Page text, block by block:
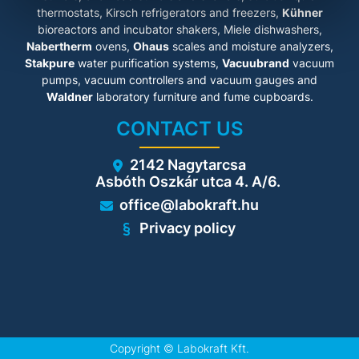
thermostats, Kirsch refrigerators and freezers, Kühner
bioreactors and incubator shakers, Miele dishwashers,
Nabertherm ovens, Ohausscales and moisture analyzers,
Stakpure water purification systems, Vacuubrand vacuum
pumps, vacuum controllers and vacuum gauges and
Waldnerlaboratory furniture and fume cupboards.
CONTACT US
2142 Nagytarcsa
Asbóth Oszkár utca 4. A/6.
office@labokraft.hu
Privacy policy
Copyright © Labokraft Kft.